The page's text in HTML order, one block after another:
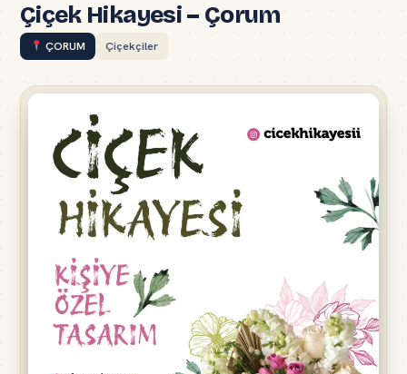
Çiçek Hikayesi – Çorum
ÇORUM Çiçekçiler